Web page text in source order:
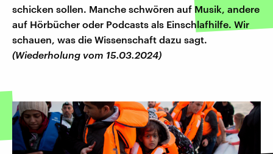
schicken sollen. Manche schwören auf Musik, andere
auf Hörbücher oder Podcasts als Einschlafhilfe. Wir
schauen, was die Wissenschaft dazu sagt.
(Wiederholung vom 15.03.2024)